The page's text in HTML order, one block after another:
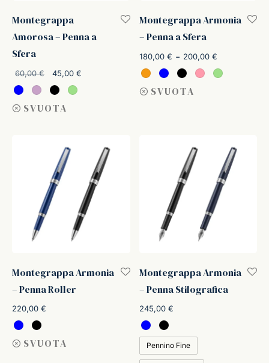
Montegrappa
Amorosa – Penna a
Sfera
60,00€
Il
prezzo
45,00 €
SVUOTA
Montegrappa Armonia
– Penna a Sfera
180,00 € - 200,00 €
prezzo:
SVUOTA
Montegrappa Armonia
– Penna Roller
220,00 €
SVUOTA
Montegrappa Armonia
– Penna Stilografica
245,00 €
Pennino Fine